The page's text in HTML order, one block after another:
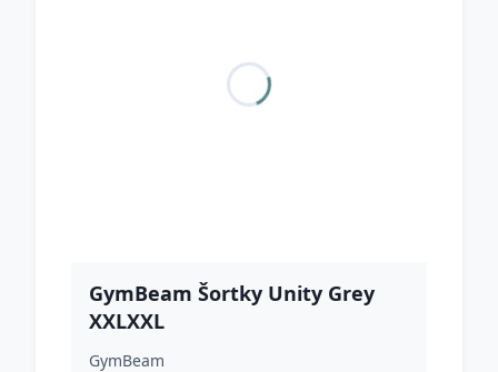
GymBeam Šortky Unity Grey
XXLXXL
GymBeam